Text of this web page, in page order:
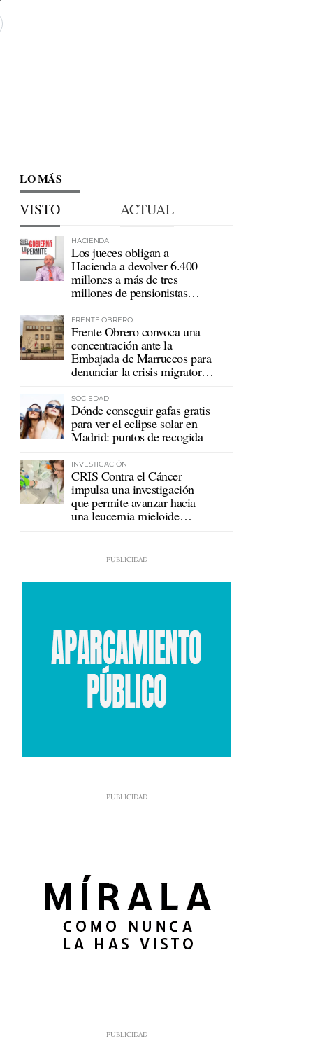
LO MÁS
VISTO ACTUAL
HACIENDA
Los jueces obligan a
Hacienda a devolver 6.400
millones a más de tres
millones de pensionistas
FRENTE OBRERO
Frente Obrero convoca una
concentración ante la
Embajada de Marruecos para
denunciar la crisis migratoria
SOCIEDAD
Dónde conseguir gafas gratis
para ver el eclipse solar en
Madrid: puntos de recogida
INVESTIGACIÓN
CRIS Contra el Cáncer
impulsa una investigación
que permite avanzar hacia
una leucemia mieloide